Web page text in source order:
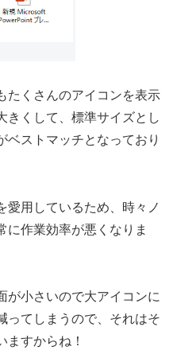
たくさんのアイコンを表示
きくして、標準サイズとし
ベストマッチとなっており
愛用しているため、時々ノ
に作業効率が悪くなりま
が小さいので大アイコンに
ってしまうので、それはそ
ますからね！